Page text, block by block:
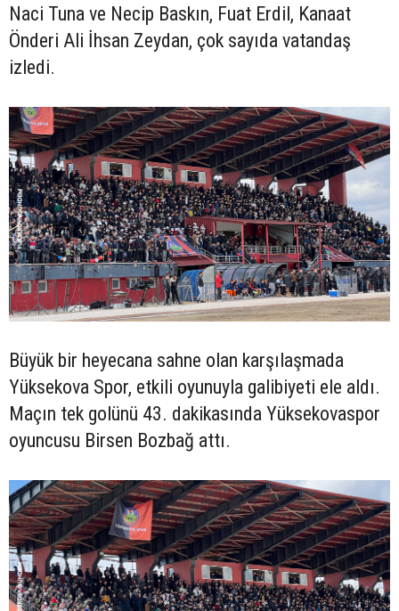
Naci Tuna ve Necip Baskın, Fuat Erdil, Kanaat
Önderi Ali İhsan Zeydan, çok sayıda vatandaş
izledi.
Büyük bir heyecana sahne olan karşılaşmada
Yüksekova Spor, etkili oyunuyla galibiyeti ele aldı.
Maçın tek golünü 43. dakikasında Yüksekovaspor
oyuncusu Birsen Bozbağ attı.